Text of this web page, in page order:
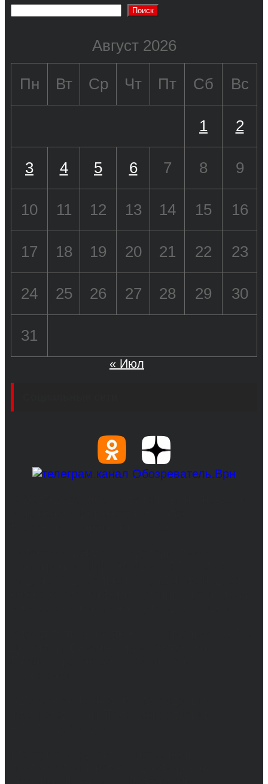
Поиск
Август 2026
Пн Вт Ср Чт Пт Сб Вс
1 2
3 4 5 6 7 8 9
10 11 12 13 14 15 16
17 18 19 20 21 22 23
24 25 26 27 28 29 30
31
« Июл